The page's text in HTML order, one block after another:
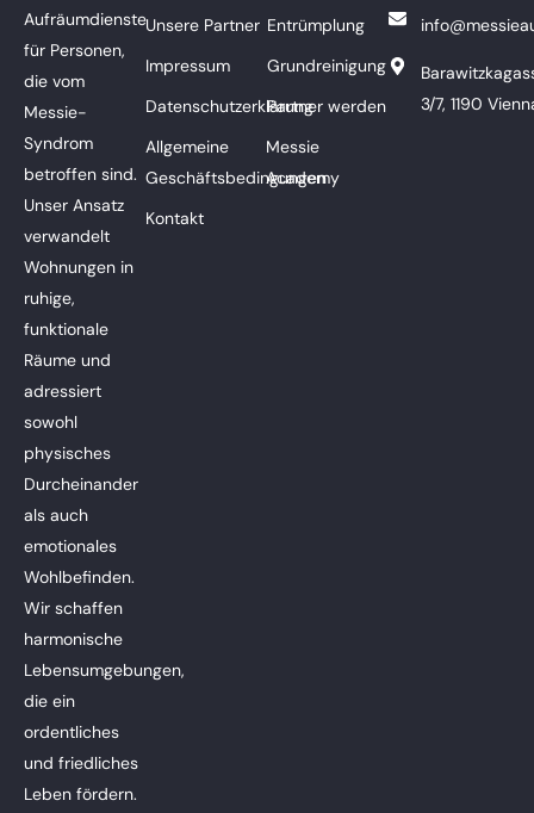
Aufräumdienste
für Personen,
die vom
Messie-
Syndrom
betroffen sind.
Unser Ansatz
verwandelt
Wohnungen in
ruhige,
funktionale
Räume und
adressiert
sowohl
physisches
Durcheinander
als auch
emotionales
Wohlbefinden.
Wir schaffen
harmonische
Lebensumgebungen,
die ein
ordentliches
und friedliches
Leben fördern.
Unsere Partner
Impressum
Datenschutzerklärung
Allgemeine
Geschäftsbedingungen
Kontakt
Entrümplung
Grundreinigung
Partner werden
Messie
Academy
3/7, 1190